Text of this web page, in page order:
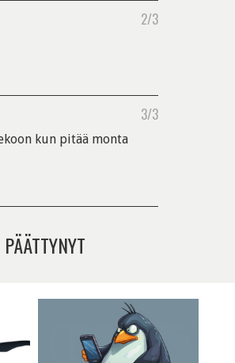
2/3
3/3
kun pitää monta